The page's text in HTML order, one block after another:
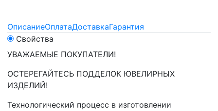
ОписаниеОплатаДоставкаГарантия
Свойства
УВАЖАЕМЫЕ ПОКУПАТЕЛИ!
ОСТЕРЕГАЙТЕСЬ ПОДДЕЛОК ЮВЕЛИРНЫХ
ИЗДЕЛИЙ!
Технологический процесс в изготовлении